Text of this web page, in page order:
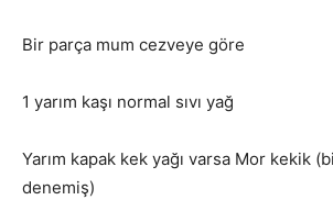
Bir parça mum cezveye göre
1 yarım kaşı normal sıvı yağ
Yarım kapak kek yağı varsa Mor kekik
denemiş)